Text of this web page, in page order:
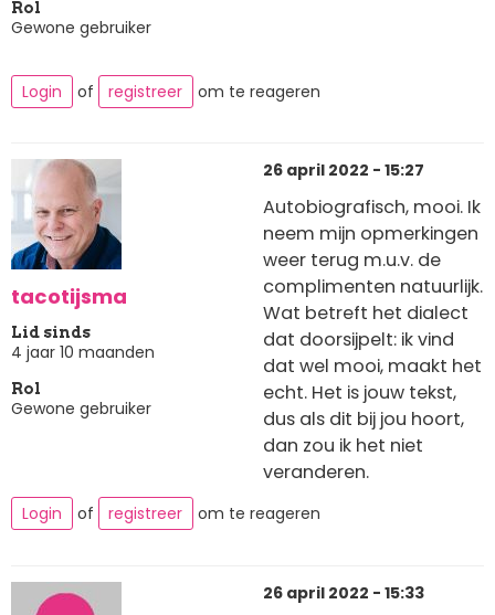
Rol
Gewone gebruiker
Login of registreer om te reageren
tacotijsma
Lid sinds
4 jaar 10 maanden
Rol
Gewone gebruiker
26 april 2022 - 15:27
Autobiografisch, mooi. Ik
neem mijn opmerkingen
weer terug m.u.v. de
complimenten natuurlijk.
Wat betreft het dialect
dat doorsijpelt: ik vind
dat wel mooi, maakt het
echt. Het is jouw tekst,
dus als dit bij jou hoort,
dan zou ik het niet
veranderen.
Login of registreer om te reageren
26 april 2022 - 15:33